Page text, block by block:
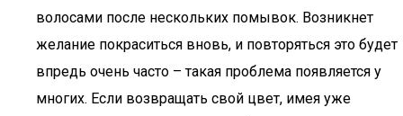
волосами после нескольких помывок. Возникнет
желание покраситься вновь, и повторяться это будет
впредь очень часто – такая проблема появляется у
многих. Если возвращать свой цвет, имея уже